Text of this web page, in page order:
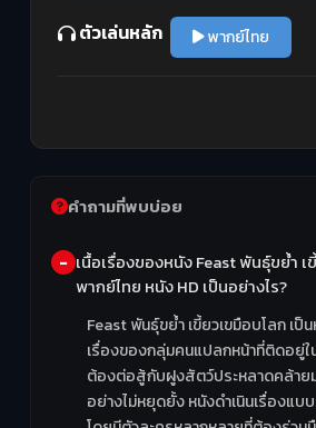
ตัวเล่นหลัก พากย์ไทย
คำถามที่พบบ่อย
เนื้อเรื่องของหนัง Feast พันธุ์ขย้ำ เ
พากย์ไทย หนัง HD เป็นอย่างไร?
Feast พันธุ์ขย้ำ เขี้ยวเขมือบโลก เ
เรื่องของกลุ่มคนแปลกหน้าที่ติดอยู่ใ
ต้องต่อสู้กับฝูงสัตว์ประหลาดคล้าย
อย่างไม่หยุดยั้ง หนังดำเนินเรื่องแบ